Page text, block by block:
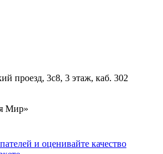
проезд, 3с8, 3 этаж, каб. 302
Мир»